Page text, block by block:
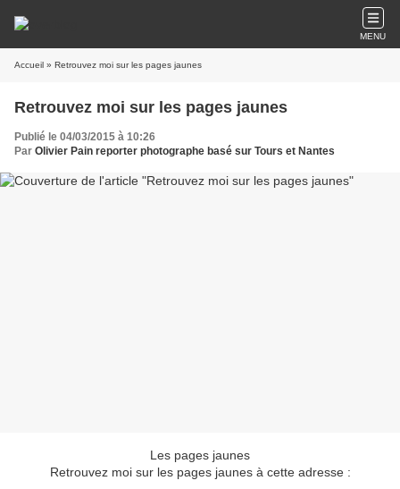
MENU
Accueil » Retrouvez moi sur les pages jaunes
Retrouvez moi sur les pages jaunes
Publié le 04/03/2015 à 10:26
Par Olivier Pain reporter photographe basé sur Tours et Nantes
Les pages jaunes
Retrouvez moi sur les pages jaunes à cette adresse :